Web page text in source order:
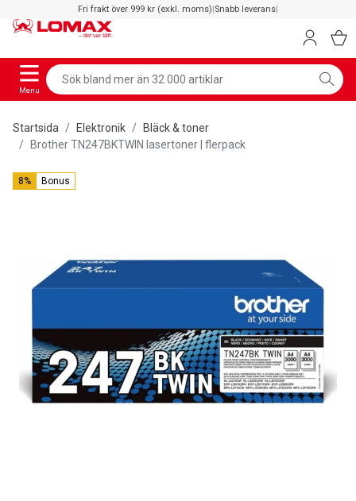
Fri frakt över 999 kr (exkl. moms)|Snabb leverans|
Menu
Startsida Elektronik
Bläck & toner
Brother TN247BKTWIN lasertoner | flerpack
8% Bonus